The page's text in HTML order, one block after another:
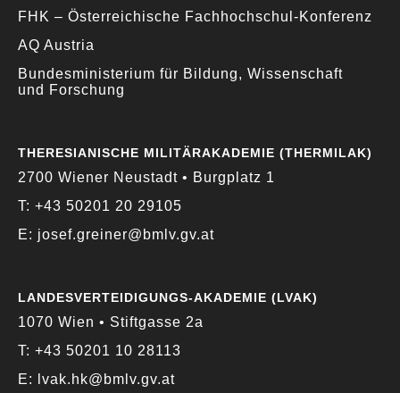
FHK – Österreichische Fachhochschul-Konferenz
AQ Austria
Bundesministerium für Bildung, Wissenschaft
und Forschung
THERESIANISCHE MILITÄRAKADEMIE (THERMILAK)
2700 Wiener Neustadt • Burgplatz 1
T: +43 50201 20 29105
E: josef.greiner@bmlv.gv.at
LANDESVERTEIDIGUNGS-AKADEMIE (LVAK)
1070 Wien • Stiftgasse 2a
T: +43 50201 10 28113
E: lvak.hk@bmlv.gv.at